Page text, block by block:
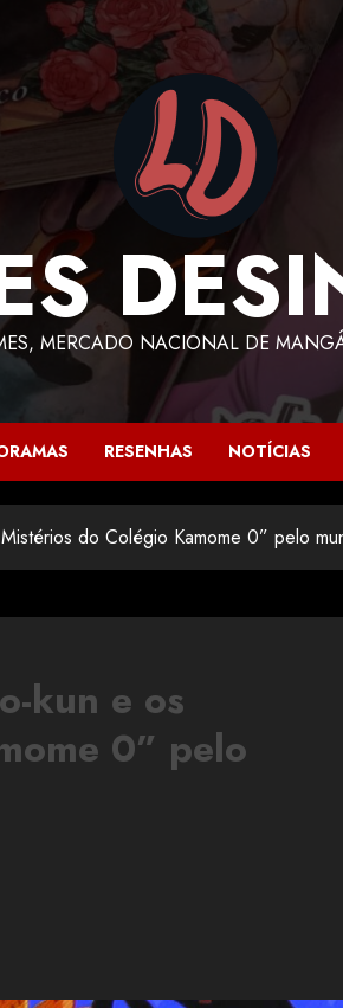
MERCADO NACIONAL DE
RESENHAS NOTÍCIAS
do Colégio Kamome 0” pelo
kun e os
0” pelo